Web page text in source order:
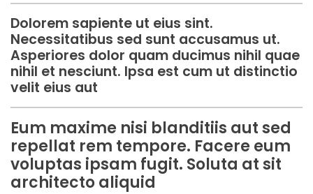
Dolorem sapiente ut eius sint.
Necessitatibus sed sunt accusamus ut.
Asperiores dolor quam ducimus nihil quae
nihil et nesciunt. Ipsa est cum ut distinctio
velit eius aut
Eum maxime nisi blanditiis aut sed
repellat rem tempore. Facere eum
voluptas ipsam fugit. Soluta at sit
architecto aliquid